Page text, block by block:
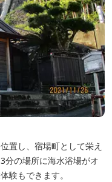
置し、宿場町として栄え
分の場所に海水浴場がオ
験もできます。